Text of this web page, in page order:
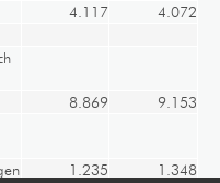
4.117
4.072
8.869
9.153
1.235
1.348